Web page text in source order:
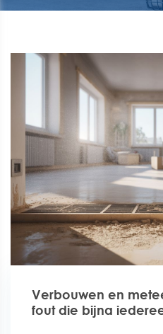
Verbouwen en
fout die bijna